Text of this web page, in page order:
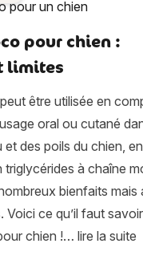
pour chien :
limites
être utilisée en
oral ou cutané
et des poils du chien,
triglycérides à chaîne
bienfaits mais
Voici ce qu’il faut
chien !… lire la suite